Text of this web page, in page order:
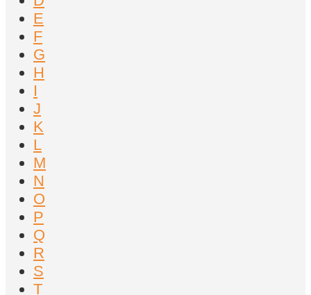
E
F
G
H
I
J
K
L
M
N
O
P
Q
R
S
T